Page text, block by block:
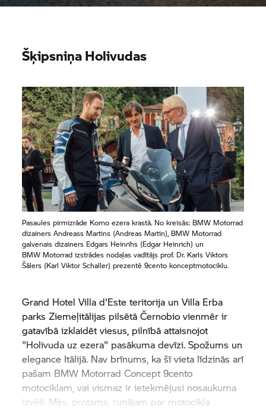
Šķipsniņa Holivudas
Pasaules pirmizrāde Komo ezera krastā. No kreisās: BMW Motorrad
dizainers Andreass Martins (Andreas Martin), BMW Motorrad
galvenais dizainers Edgars Heinrihs (Edgar Heinrich) un
BMW Motorrad izstrādes nodaļas vadītājs prof. Dr. Karls Viktors
Šālers (Karl Viktor Schaller) prezentē 9cento konceptmotociklu.
Grand Hotel Villa d'Este teritorija un Villa Erba
parks Ziemeļitālijas pilsētā Černobio vienmēr ir
gatavībā izklaidēt viesus, pilnībā attaisnojot
"Holivuda uz ezera" pasākuma devīzi. Spožums un
elegance Itālijā. Nav brīnums, ka šī vieta līdzinās arī
pašam BMW Motorrad Concept 9cento
motociklam, vai vismaz ir ietekmējusi nosaukuma
izvēli. Mēs, protams, runājam par motocikla